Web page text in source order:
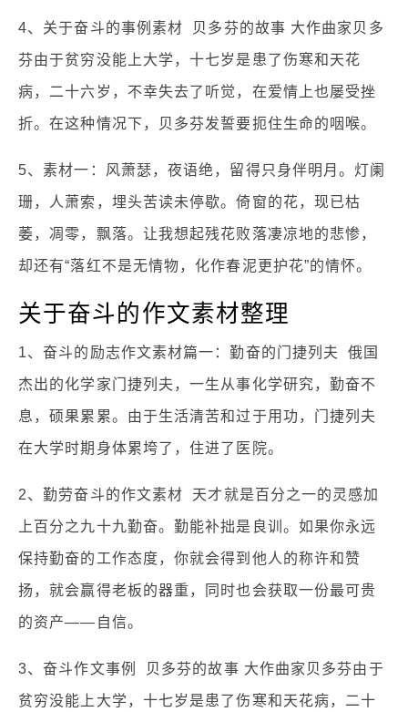
4、关于奋斗的事例素材 贝多芬的故事 大作曲家贝多
芬由于贫穷没能上大学，十七岁是患了伤寒和天花
病，二十六岁，不幸失去了听觉，在爱情上也屡受挫
折。在这种情况下，贝多芬发誓要扼住生命的咽喉。
5、素材一：风萧瑟，夜语绝，留得只身伴明月。灯阑
珊，人萧索，埋头苦读未停歇。倚窗的花，现已枯
萎，凋零，飘落。让我想起残花败落凄凉地的悲惨，
却还有“落红不是无情物，化作春泥更护花”的情怀。
关于奋斗的作文素材整理
1、奋斗的励志作文素材篇一：勤奋的门捷列夫 俄国
杰出的化学家门捷列夫，一生从事化学研究，勤奋不
息，硕果累累。由于生活清苦和过于用功，门捷列夫
在大学时期身体累垮了，住进了医院。
2、勤劳奋斗的作文素材 天才就是百分之一的灵感加
上百分之九十九勤奋。勤能补拙是良训。如果你永远
保持勤奋的工作态度，你就会得到他人的称许和赞
扬，就会赢得老板的器重，同时也会获取一份最可贵
的资产——自信。
3、奋斗作文事例 贝多芬的故事 大作曲家贝多芬由于
贫穷没能上大学，十七岁是患了伤寒和天花病，二十